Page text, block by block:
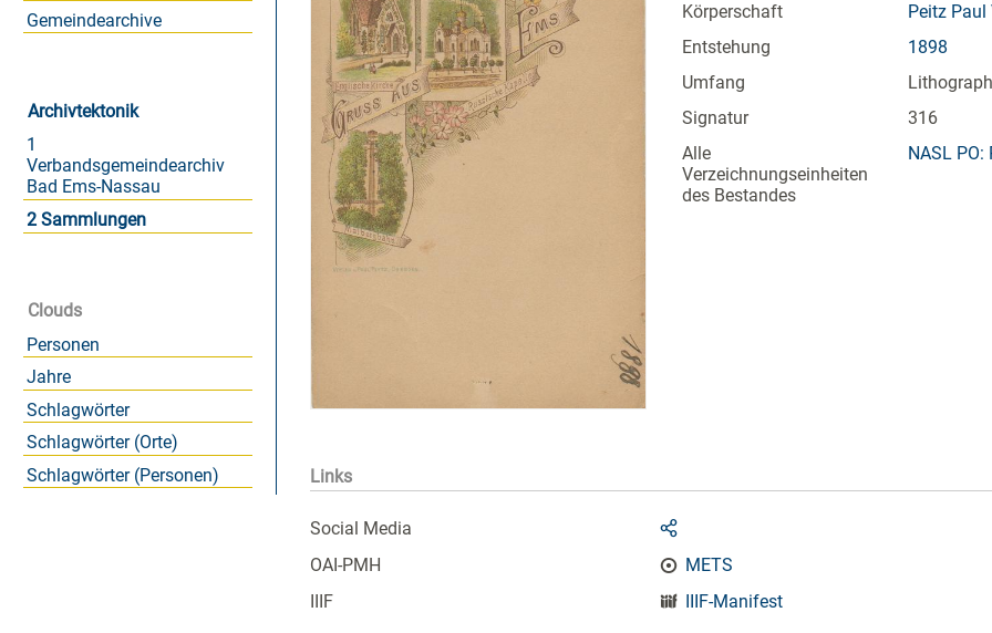
Gemeindearchive
Archivtektonik
1
Verbandsgemeindearchiv
Bad Ems-Nassau
2 Sammlungen
Clouds
Personen
Jahre
Schlagwörter
Schlagwörter (Orte)
Schlagwörter (Personen)
Körperschaft
Peitz Paul
Entstehung
1898
Umfang
Signatur
316
Alle
Verzeichnungseinheiten
des Bestandes
NASL
Links
Social Media
OAI-PMH
METS
IIIF
IIIF-Manifest